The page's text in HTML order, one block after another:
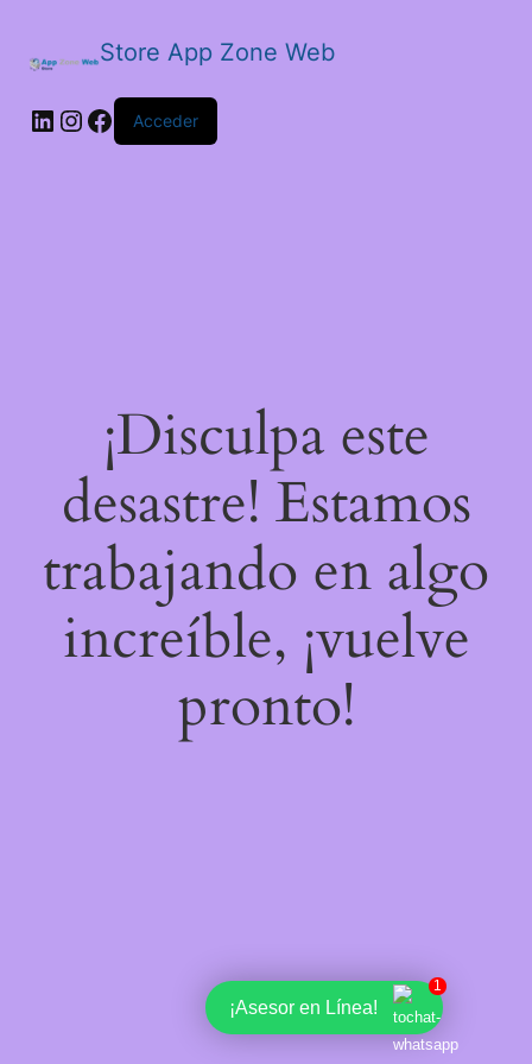
Store App Zone Web
LinkedIn
Instagram
Facebook
Acceder
¡Disculpa este
desastre! Estamos
trabajando en algo
increíble, ¡vuelve
pronto!
¡Asesor en Línea!
1